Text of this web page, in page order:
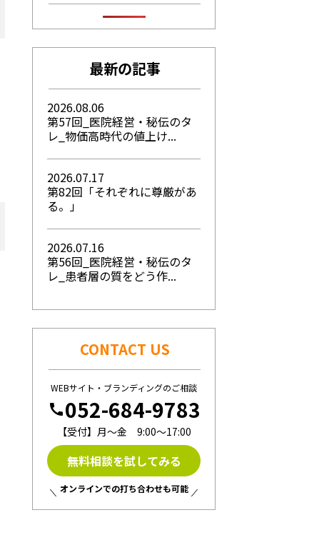
最新の記事
2026.08.06
第57回_医院経営・秘伝のタ
レ_物価高時代の値上け...
2026.07.17
第82回「それぞれに尊厳があ
る。」
2026.07.16
第56回_医院経営・秘伝のタ
レ_患者層の質をどう作...
CONTACT US
WEBサイト・ブランディングのご相談
call052-684-9783
【受付】月〜金 9:00〜17:00
無料相談を試してみる
オンラインでの打ち合わせも可能